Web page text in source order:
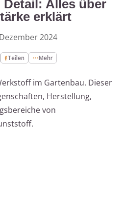
Alles über
erklärt
2024
Teilen Mehr
im Gartenbau. Dieser
Herstellung,
von